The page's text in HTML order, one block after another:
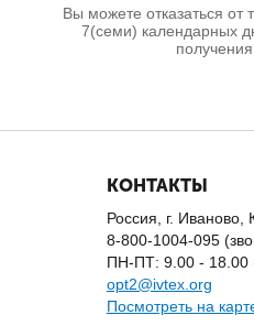
Вы можете отказаться от
7(семи) календарных
получения.
КОНТАКТЫ
Россия, г.
8-800-1004-095
ПН-ПТ: 9.00 - 18.00
opt2@ivtex.org
Посмотреть на